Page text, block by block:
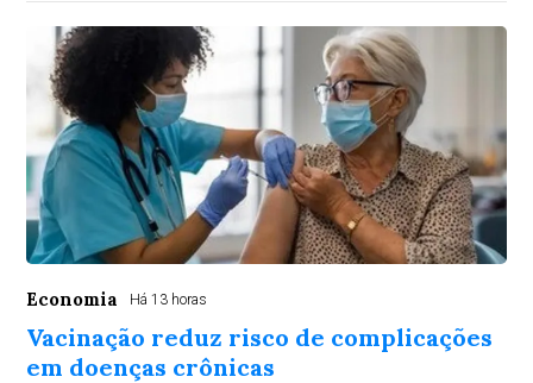
Economia Há 13 horas
Vacinação reduz risco de complicações
em doenças crônicas